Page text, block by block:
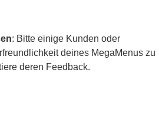
: Bitte einige Kunden oder
deines MegaMenus zu
deren Feedback.